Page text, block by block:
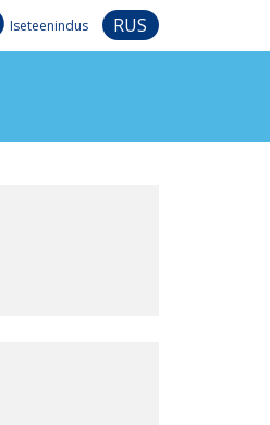
Iseteenindus RUS